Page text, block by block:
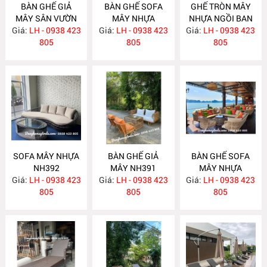
BÀN GHẾ GIẢ
MÂY SÂN VƯỜN
NH407
Giá: LH - 0938 423
805
BÀN GHẾ SOFA
MÂY NHỰA
NH406
Giá: LH - 0938 423
805
GHẾ TRÒN MÂY
NHỰA NGỒI BAN
CÔNG NH394
Giá: LH - 0938 423
805
SOFA MÂY NHỰA
NH392
Giá: LH - 0938 423
805
BÀN GHẾ GIẢ
MÂY NH391
Giá: LH - 0938 423
805
BÀN GHẾ SOFA
MÂY NHỰA
NH390
Giá: LH - 0938 423
805